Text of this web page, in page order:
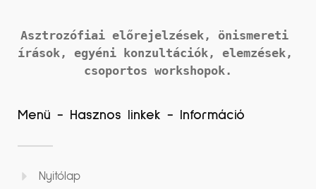
Asztrozófiai előrejelzések, önismereti
írások,
csoportos workshopok.
Menü - Hasznos linkek - Információ
Nyitólap